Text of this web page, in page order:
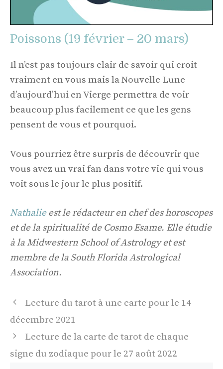
Poissons (19 février – 20 mars)
Il n’est pas toujours clair de savoir qui croit
vraiment en vous mais la Nouvelle Lune
d’aujourd’hui en Vierge permettra de voir
beaucoup plus facilement ce que les gens
pensent de vous et pourquoi.
Vous pourriez être surpris de découvrir que
vous avez un vrai fan dans votre vie qui vous
voit sous le jour le plus positif.
Nathalieest le rédacteur en chef des horoscopes
et de la spiritualité de Cosmo Esame. Elle étudie
à la Midwestern School of Astrology et est
membre de la South Florida Astrological
Association.
Navigation
des
Lecture du tarot à une carte pour le 14
décembre 2021
Lecture de la carte de tarot de chaque
signe du zodiaque pour le 27 août 2022